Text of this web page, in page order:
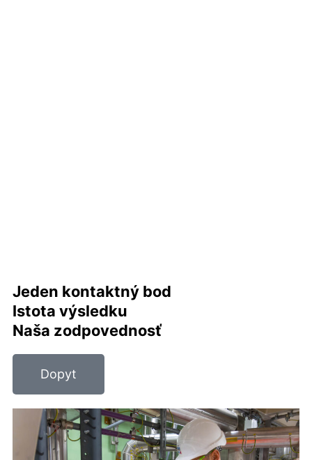
Jeden kontaktný bod
Istota výsledku
Naša zodpovednosť
Dopyt